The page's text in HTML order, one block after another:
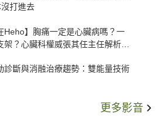
打進去
Heho】胸痛一定是心臟病嗎？一
架？心臟科權威張其任主任解析支
診斷與消融治療趨勢：雙能量技術
更多影音